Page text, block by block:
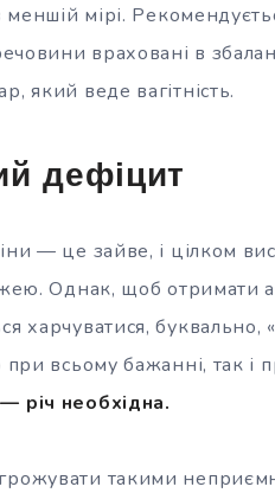
меншій мірі.
враховані в
який веде вагітність.
дефіцит
— це зайве, і цілком
Однак, щоб отримати
харчуватися,
всьому бажанні, так і
річ необхідна.
такими